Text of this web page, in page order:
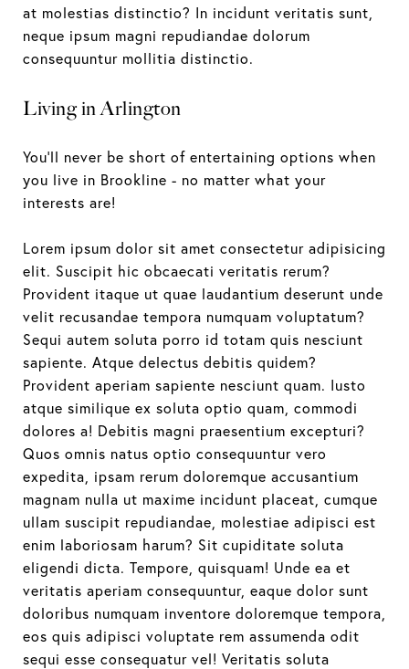
at molestias distinctio? In incidunt veritatis sunt,
neque ipsum magni repudiandae dolorum
consequuntur mollitia distinctio.
Living in Arlington
You'll never be short of entertaining options when
you live in Brookline - no matter what your
interests are!
Lorem ipsum dolor sit amet consectetur adipisicing
elit. Suscipit hic obcaecati veritatis rerum?
Provident itaque ut quae laudantium deserunt unde
velit recusandae tempora numquam voluptatum?
Sequi autem soluta porro id totam quis nesciunt
sapiente. Atque delectus debitis quidem?
Provident aperiam sapiente nesciunt quam. Iusto
atque similique ex soluta optio quam, commodi
dolores a! Debitis magni praesentium excepturi?
Quos omnis natus optio consequuntur vero
expedita, ipsam rerum doloremque accusantium
magnam nulla ut maxime incidunt placeat, cumque
ullam suscipit repudiandae, molestiae adipisci est
enim laboriosam harum? Sit cupiditate soluta
eligendi dicta. Tempore, quisquam! Unde ea et
veritatis aperiam consequuntur, eaque dolor sunt
doloribus numquam inventore doloremque tempora,
eos quis adipisci voluptate rem assumenda odit
sequi esse consequatur vel! Veritatis soluta